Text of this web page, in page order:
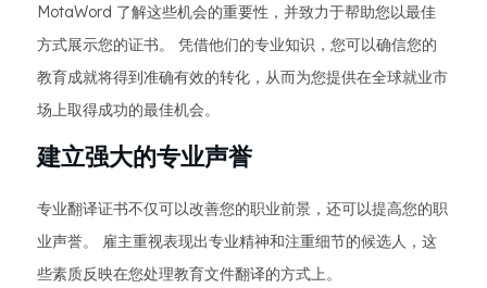
MotaWord 了解这些机会的重要性，并致力于帮助您以最佳
方式展示您的证书。 凭借他们的专业知识，您可以确信您的
教育成就将得到准确有效的转化，从而为您提供在全球就业市
场上取得成功的最佳机会。
建立强大的专业声誉
专业翻译证书不仅可以改善您的职业前景，还可以提高您的职
业声誉。 雇主重视表现出专业精神和注重细节的候选人，这
些素质反映在您处理教育文件翻译的方式上。